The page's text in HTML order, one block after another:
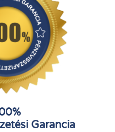
Garancia